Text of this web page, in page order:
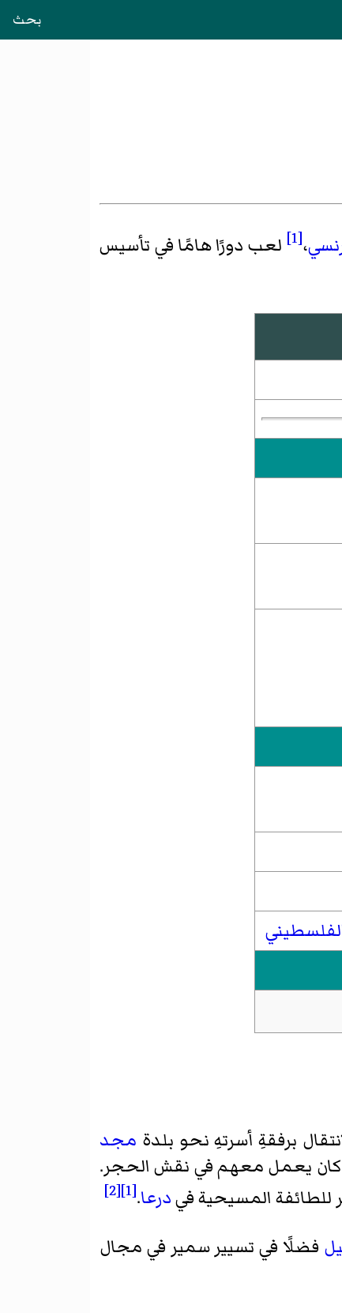
بحث
،[1]
لعب دورًا هامًا في تأسيس
برفقةِ أسرتهِ نحو بلدة مجد
كان يعمل معهم في نقش الحجر.
للطائفة المسيحية فيدرعا.
[1]
[2]
فضلًا في تسيير سمير في مجال